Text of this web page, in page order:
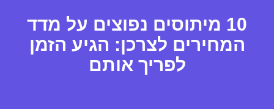
10 מיתוסים נפוצים על מדד
המחירים לצרכן: הגיע הזמן
לפריך אותם